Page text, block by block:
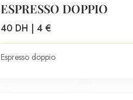
ESPRESSO DOPPIO
40 DH | 4 €
Espresso doppio